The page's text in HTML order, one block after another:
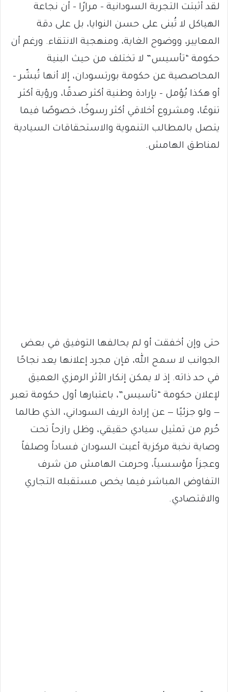
لقد أثبتت التجربة السودانية – مرارًا – أن نجاعة
الهياكل لا تُبنى على حسن النوايا، بل على دقة
المعايير، ووضوح الغاية، ومنهجية الانتقاء. ورغم أن
حكومة “تأسيس” لا تختلف من حيث البنية
المحاصصية عن حكومة بورتسودان، إلا أنها تُبشّر –
أو هكذا يُؤمل – بإرادة وطنية أكثر صدقًا، ورؤية أكثر
تنوعًا، ومشروع أخلاقي أكثر رسوخًا، خصوصًا فيما
يتصل بالمطالب التنموية والاستحقاقات السيادية
لمناطق الهامش.
حتى وإن أخفقت أو لم يحالفها التوفيق في بعض
الجوانب لا سمح الله، فإن مجرد إعلانها يعد نجاحًا
في حد ذاته. إذ لا يمكن إنكار الأثر الرمزي العميق
لإعلان حكومة “تأسيس”، باعتبارها أول حكومة تعبر
— ولو جزئيًا — عن إرادة الريف السوداني، الذي طالما
حُرم من تمثيل سيادي حقيقي، وظل رازحاً تحت
وصاية نخبة مركزية أعيت السودان فساداً وصلفاً
وعجزاً مؤسسياً، وحرمت الهامش من شرف
التفاوض المباشر فيما يخص مستقبله التجاري
والاقتصادي.